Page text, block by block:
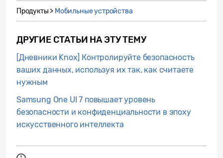
Продукты > Мобильные устройства
ДРУГИЕ СТАТЬИ НА ЭТУ ТЕМУ
[Дневники Knox] Контролируйте безопасность
ваших данных, используя их так, как считаете
нужным
Samsung One UI 7 повышает уровень
безопасности и конфиденциальности в эпоху
искусственного интеллекта